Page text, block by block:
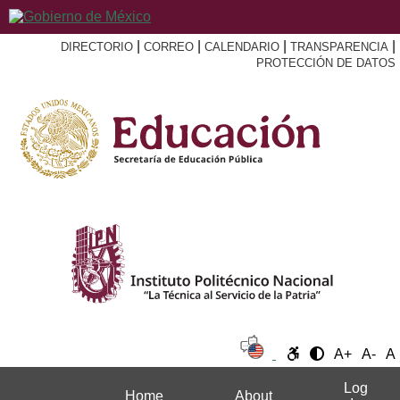
DIRECTORIO CORREO CALENDARIO TRANSPARENCIA
PROTECCIÓN DE DATOS
A+ A- A
Home About
Log